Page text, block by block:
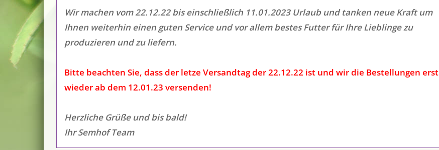
Wir machen vom 22.12.22 bis einschließlich 11.01.2023 Urlaub und tanken neue Kraft um
Ihnen weiterhin einen guten Service und vor allem bestes Futter für Ihre Lieblinge zu
produzieren und zu liefern.
Bitte beachten Sie, dass der letze Versandtag der 22.12.22 ist und wir die Bestellungen erst
wieder ab dem 12.01.23 versenden!
Herzliche Grüße und bis bald!
Ihr Semhof Team